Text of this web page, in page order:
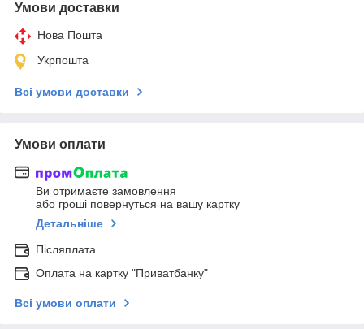
Умови доставки
Нова Пошта
Укрпошта
Всі умови доставки
Умови оплати
Ви отримаєте замовлення
або гроші повернуться на вашу картку
Детальніше
Післяплата
Оплата на картку "Приватбанку"
Всі умови оплати